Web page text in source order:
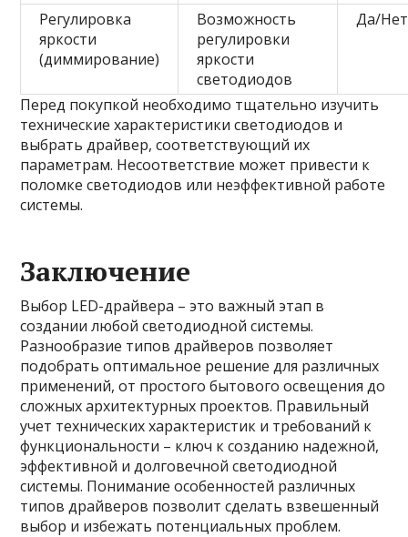
Регулировка
яркости
(диммирование)
Возможность
регулировки
яркости
светодиодов
Да/Нет
Перед покупкой необходимо тщательно изучить
технические характеристики светодиодов и
выбрать драйвер, соответствующий их
параметрам. Несоответствие может привести к
поломке светодиодов или неэффективной работе
системы.
Заключение
Выбор LED-драйвера – это важный этап в
создании любой светодиодной системы.
Разнообразие типов драйверов позволяет
подобрать оптимальное решение для различных
применений, от простого бытового освещения до
сложных архитектурных проектов. Правильный
учет технических характеристик и требований к
функциональности – ключ к созданию надежной,
эффективной и долговечной светодиодной
системы. Понимание особенностей различных
типов драйверов позволит сделать взвешенный
выбор и избежать потенциальных проблем.